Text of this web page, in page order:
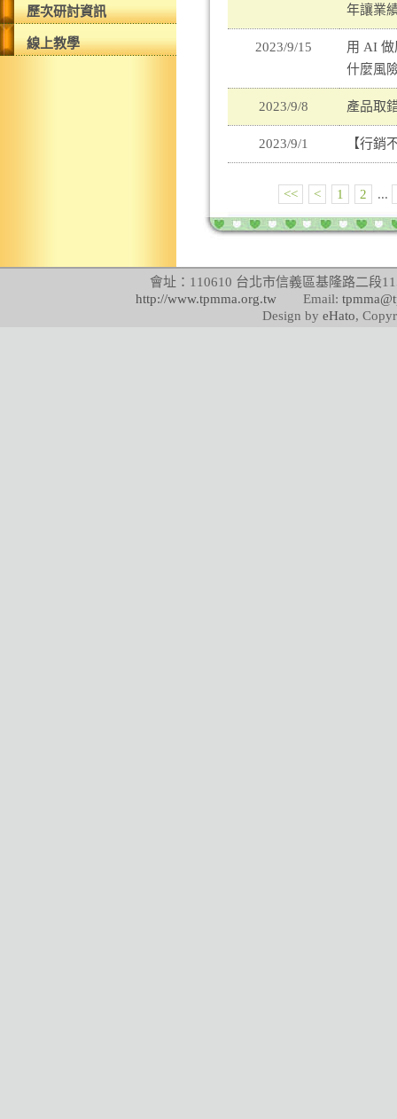
歷次研討資訊
線上教學
年讓業
2023/9/15
用 AI
什麼風
2023/9/8 產品取
2023/9/1 【行銷
<< < 1 2 ...
會址：110610 台北市信義區基隆路二
http://www.tpmma.org.twEmail:
Design by eHato,